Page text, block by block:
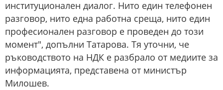
институционален диалог. Нито един телефонен
разговор, нито една работна среща, нито един
професионален разговор е проведен до този
момент", допълни Татарова. Тя уточни, че
ръководството на НДК е разбрало от медиите за
информацията, представена от министър
Милошев.